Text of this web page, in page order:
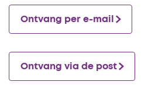
Ontvang per e-mail
Ontvang via de post